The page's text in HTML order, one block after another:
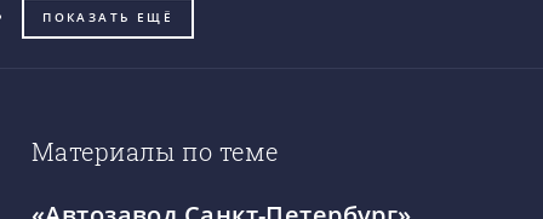
ПОКАЗАТЬ ЕЩЁ
Материалы по теме